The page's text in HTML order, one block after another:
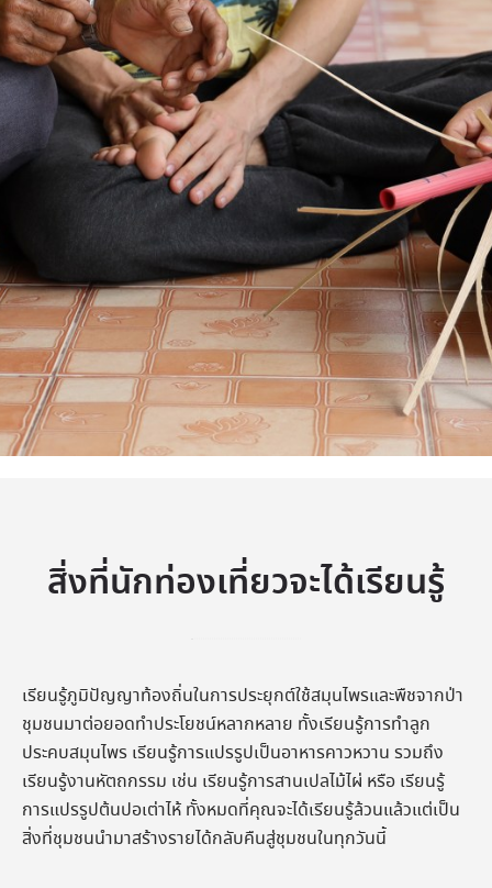
สิ่งที่นักท่องเที่ยวจะได้เรียนรู้
เรียนรู้ภูมิปัญญาท้องถิ่นในการประยุกต์ใช้สมุนไพรและพืชจากป่า
ชุมชนมาต่อยอดทำประโยชน์หลากหลาย ทั้งเรียนรู้การทำลูก
ประคบสมุนไพร เรียนรู้การแปรรูปเป็นอาหารคาวหวาน รวมถึง
เรียนรู้งานหัตถกรรม เช่น เรียนรู้การสานเปลไม้ไผ่ หรือ เรียนรู้
การแปรรูปต้นปอเต่าไห้ ทั้งหมดที่คุณจะได้เรียนรู้ล้วนแล้วแต่เป็น
สิ่งที่ชุมชนนำมาสร้างรายได้กลับคืนสู่ชุมชนในทุกวันนี้